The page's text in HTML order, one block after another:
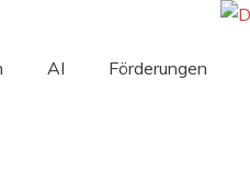
AI Förderungen